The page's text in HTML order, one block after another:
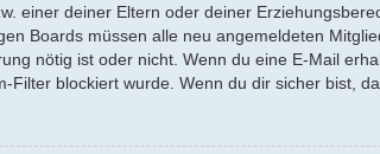
einer deiner Eltern oder deiner
Boards müssen alle neu angemeldeten
nötig ist oder nicht. Wenn du eine E-Mail
blockiert wurde. Wenn du dir sicher bist,